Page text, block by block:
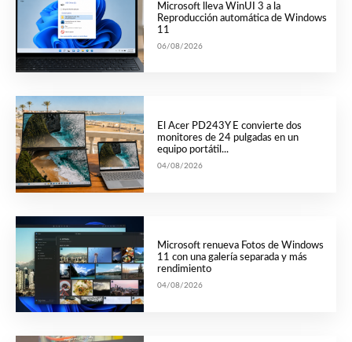
Microsoft lleva WinUI 3 a la
Reproducción automática de Windows
11
06/08/2026
El Acer PD243Y E convierte dos
monitores de 24 pulgadas en un
equipo portátil...
04/08/2026
Microsoft renueva Fotos de Windows
11 con una galería separada y más
rendimiento
04/08/2026